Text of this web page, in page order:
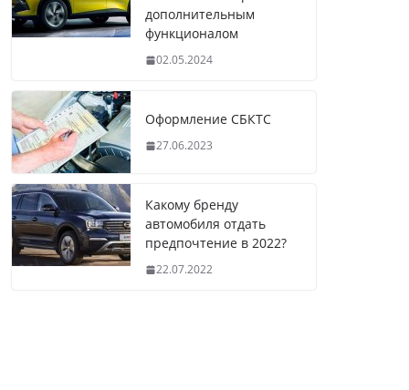
дополнительным
функционалом
02.05.2024
Оформление СБКТС
27.06.2023
Какому бренду
автомобиля отдать
предпочтение в 2022?
22.07.2022